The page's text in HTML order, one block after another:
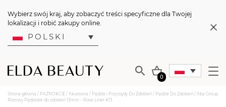
Wybierz swój kraj, aby zobaczyć treści specyficzne dla Twojej
lokalizacji i robić zakupy online.
POLSKI
0
Strona główna / PAZNOKCIE / Akcesoria / Pędzle i Przyrządy Do Zdobień / Pędzle Do Zdobień / Aba Group
Różowy Pędzelek do zdobień 13mm – Rose Liner #13